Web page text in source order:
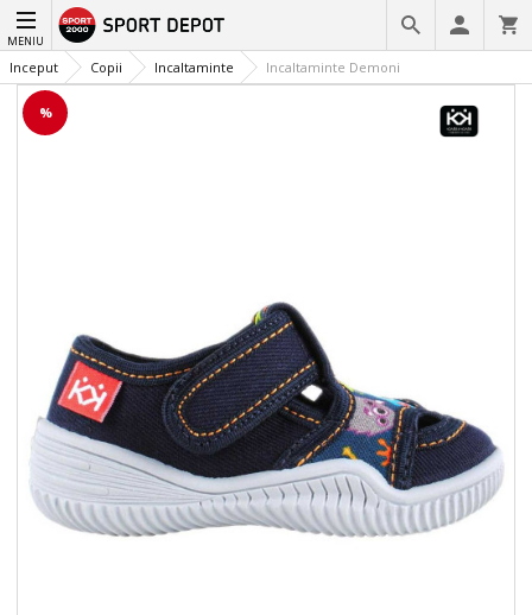
MENIU
Inceput Copii Incaltaminte Incaltaminte Demoni
%